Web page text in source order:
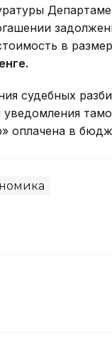
в
судебных
оплачена в